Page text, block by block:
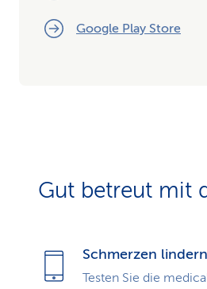
Google Play Store
Gut betreut mit
Schmerzen lindern
Testen Sie die